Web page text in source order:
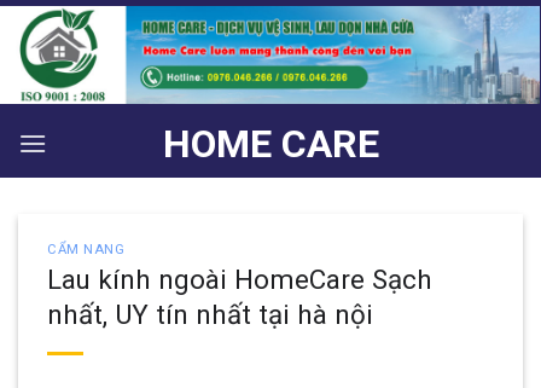
Bỏ
qua
nội
dung
HOME CARE
CẨM NANG
Lau kính ngoài HomeCare Sạch
nhất, UY tín nhất tại hà nội